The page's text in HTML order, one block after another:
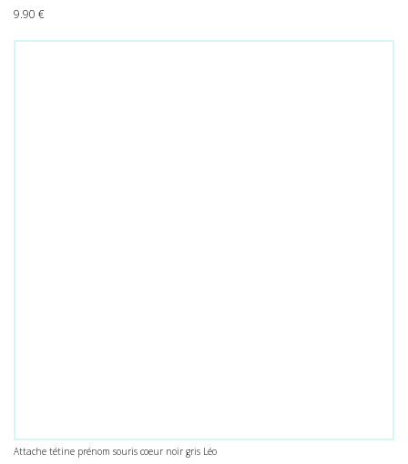
9.90 €
Attache tétine prénom souris coeur noir gris Léo